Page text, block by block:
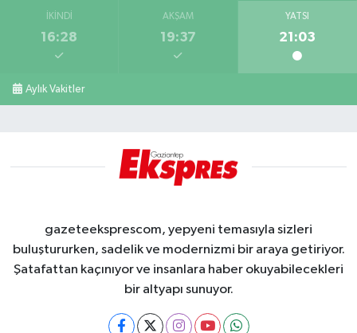
İKINDI
16:28
AKŞAM
19:37
YATSI
21:03
Aylık Vakitler
gazeteeksprescom, yepyeni temasıyla sizleri
buluştururken, sadelik ve modernizmi bir araya getiriyor.
Şatafattan kaçınıyor ve insanlara haber okuyabilecekleri
bir altyapı sunuyor.